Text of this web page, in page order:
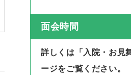
面会時間
詳しくは「入院・お見
ージをご覧ください。